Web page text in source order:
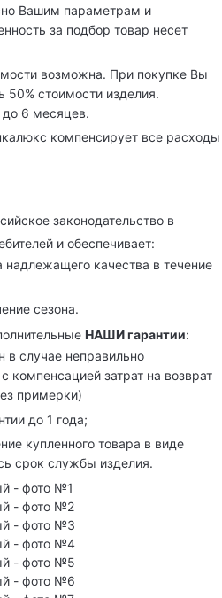
Вашим параметрам и
за подбор товар несет
возможна. При покупке Вы
50% стоимости изделия.
до 6 месяцев.
компенсирует все расходы
законодательство в
и обеспечивает:
надлежащего качества в течение
сезона.
НАШИ гарантии:
в случае неправильно
компенсацией затрат на возврат
примерки)
до 1 года;
купленного товара в виде
срок службы изделия.